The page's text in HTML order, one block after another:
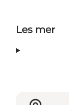
Les mer